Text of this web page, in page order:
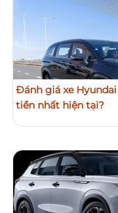
Đánh giá xe
tiền nhất hiện tại?